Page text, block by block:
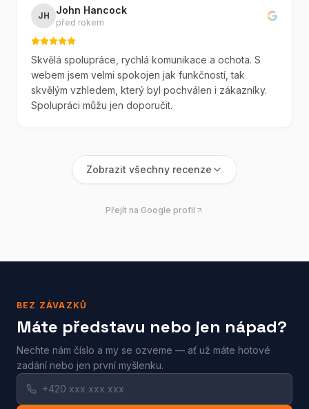
JH John Hancock
před rokem
Skvělá spolupráce, rychlá komunikace a ochota. S
webem jsem velmi spokojen jak funkčností, tak
skvělým vzhledem, který byl pochválen i zákazníky.
Spolupráci můžu jen doporučit.
Zobrazit všechny recenze
Přejít na Google profil
BEZ ZÁVAZKŮ
Máte představu nebo jen nápad?
Nechte nám číslo a my se ozveme — ať už máte hotové
zadání nebo jen první myšlenku.